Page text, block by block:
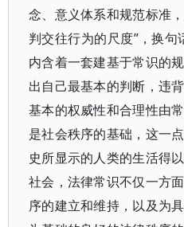
念、意义体系和规范标准
判交往行为的尺度”，换
内含着一套建基于常识的
出自己最基本的判断，违
基本的权威性和合理性由
是社会秩序的基础，这一
史所显示的人类的生活得
社会，法律常识不仅一方
序的建立和维持，以及为